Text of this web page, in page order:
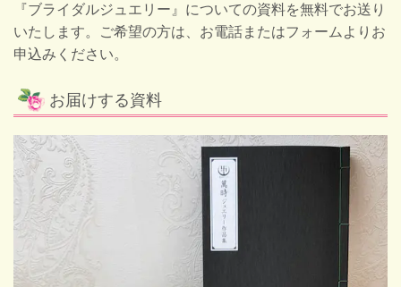
『ブライダルジュエリー』についての資料を無料でお送り
いたします。ご希望の方は、お電話またはフォームよりお
申込みください。
お届けする資料